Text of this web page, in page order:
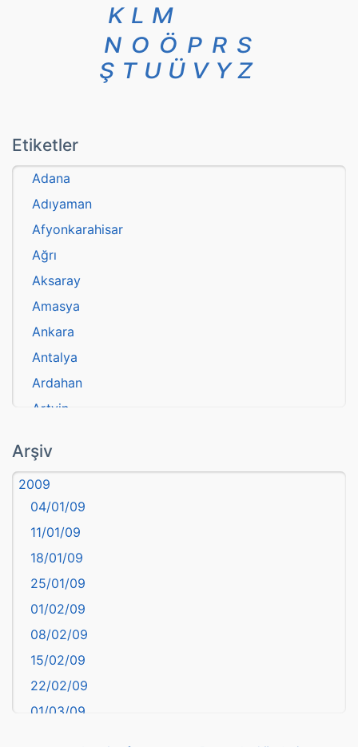
K L M
N O Ö P R S
Ş T U Ü V Y Z
Etiketler
Adana
Adıyaman
Afyonkarahisar
Ağrı
Aksaray
Amasya
Ankara
Antalya
Ardahan
Artvin
Aydın
Balıkesir
Bartın
başkentler
Batman
Bayburt
Bilecik
Bingöl
Bitlis
Bolu
Burdur
Arşiv
2009
04/01/09
11/01/09
18/01/09
25/01/09
01/02/09
08/02/09
15/02/09
22/02/09
01/03/09